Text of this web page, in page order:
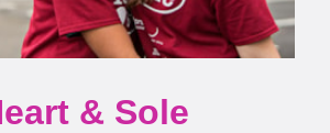
& Sole